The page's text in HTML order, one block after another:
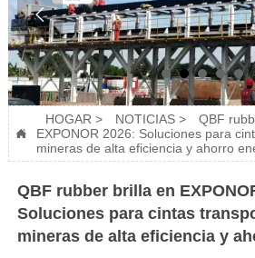


HOGAR> NOTICIAS>
QBF
EXPONOR 2026: Soluciones para
mineras de alta eficiencia y ahorro
QBF rubber brilla en
Soluciones para cintas
mineras de alta eficiencia y